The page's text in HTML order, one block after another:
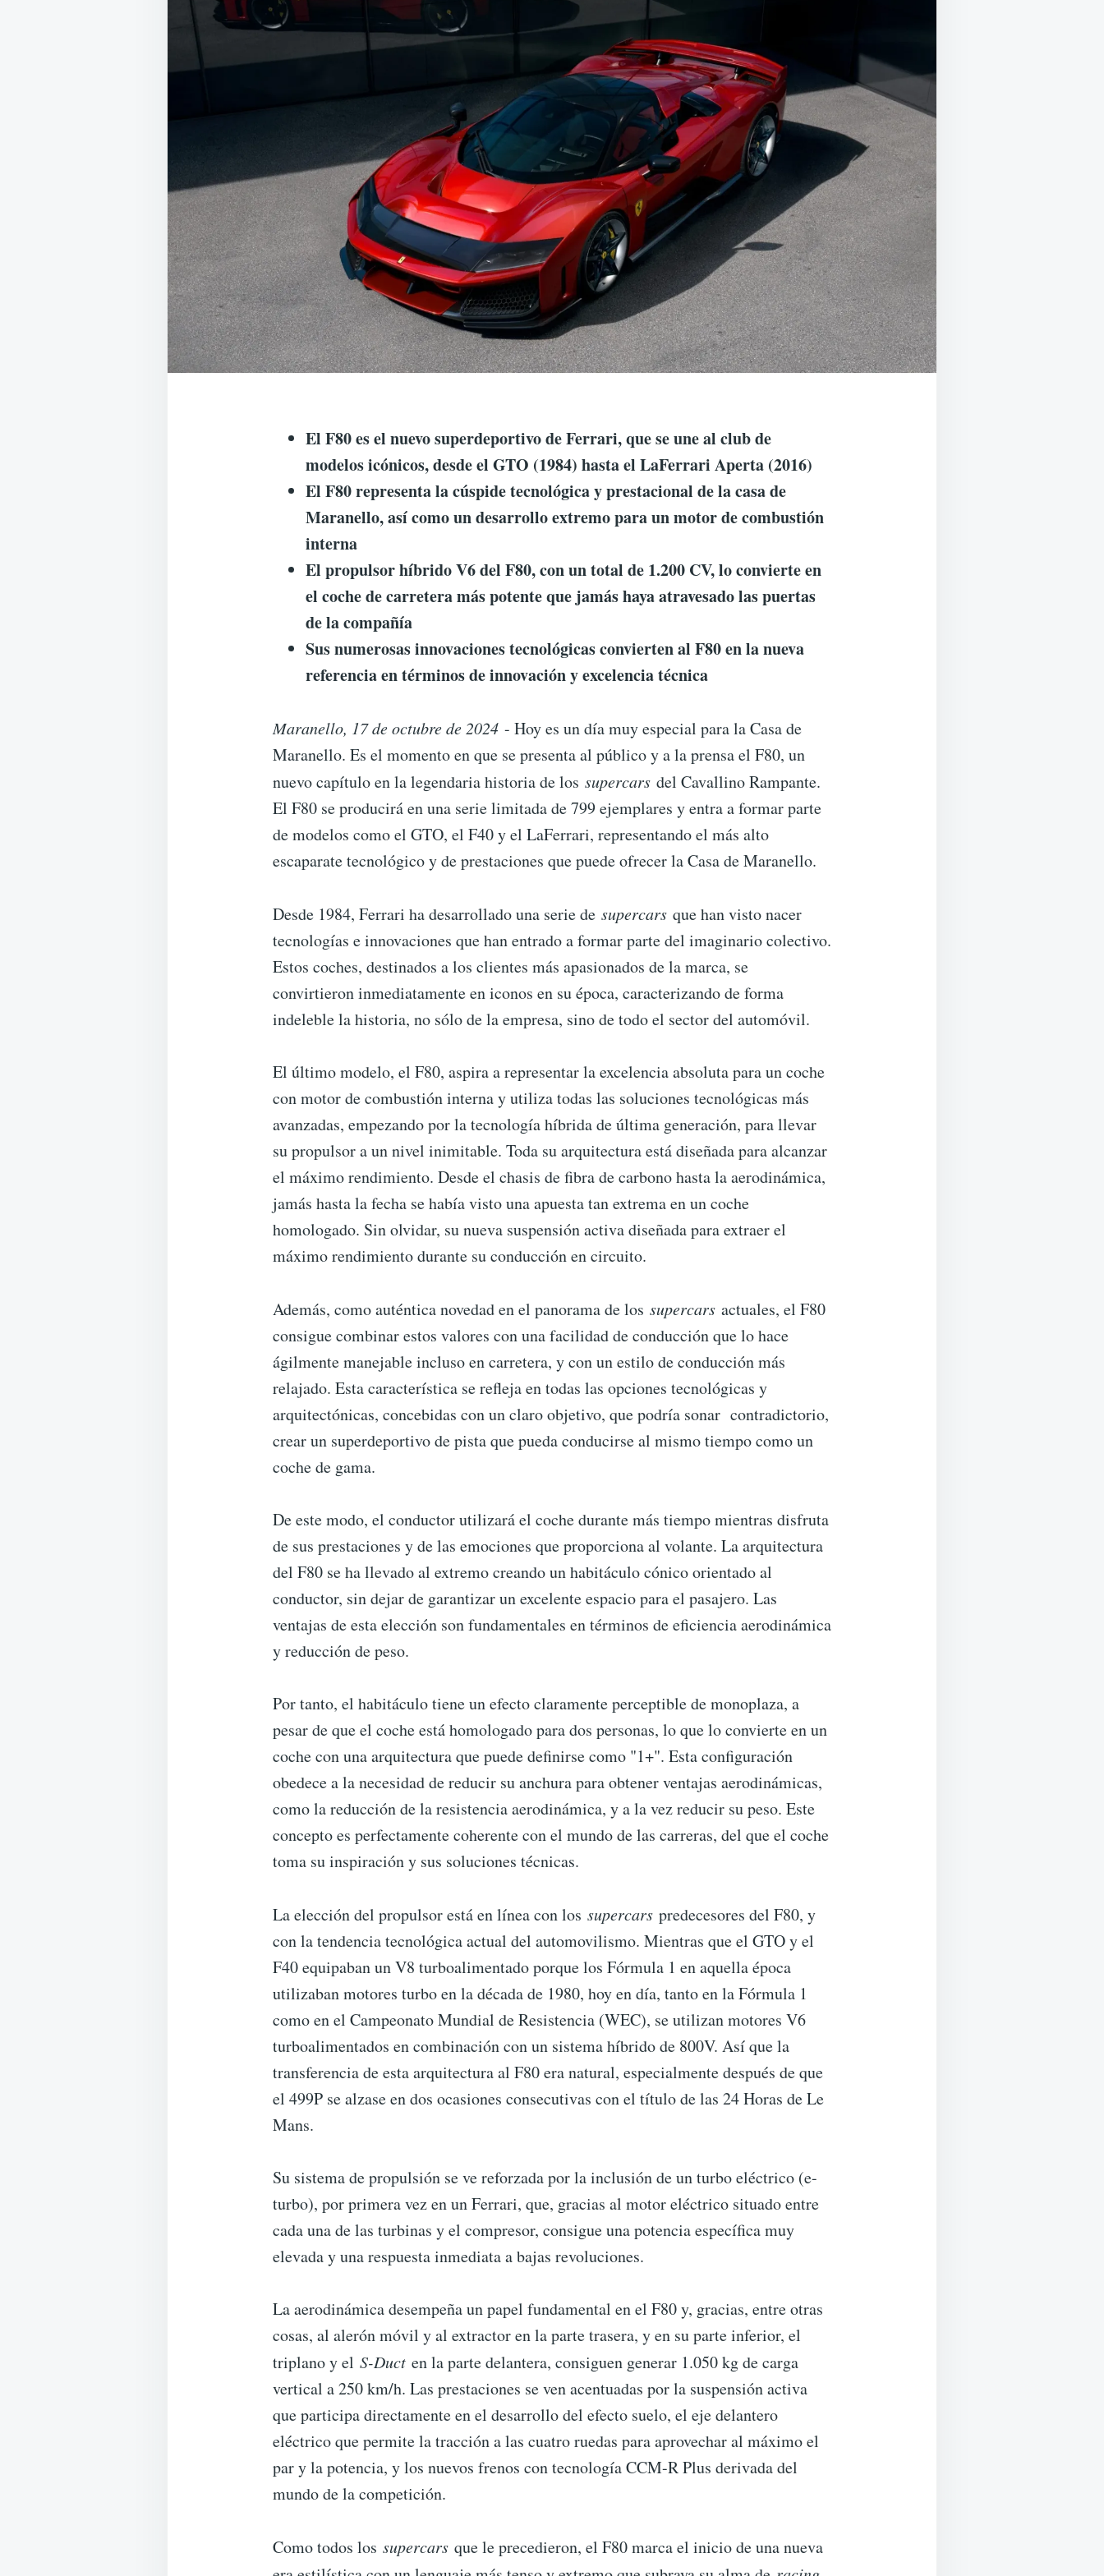
El F80 es el nuevo superdeportivo de Ferrari, que se une al club de
modelos icónicos, desde el GTO (1984) hasta el LaFerrari Aperta (2016)
El F80 representa la cúspide tecnológica y prestacional de la casa de
Maranello, así como un desarrollo extremo para un motor de combustión
interna
El propulsor híbrido V6 del F80, con un total de 1.200 CV, lo convierte en
el coche de carretera más potente que jamás haya atravesado las puertas
de la compañía
Sus numerosas innovaciones tecnológicas convierten al F80 en la nueva
referencia en términos de innovación y excelencia técnica
Maranello, 17 de octubre de 2024 - Hoy es un día muy especial para la Casa de
Maranello. Es el momento en que se presenta al público y a la prensa el F80, un
nuevo capítulo en la legendaria historia de los supercars del Cavallino Rampante.
El F80 se producirá en una serie limitada de 799 ejemplares y entra a formar parte
de modelos como el GTO, el F40 y el LaFerrari, representando el más alto
escaparate tecnológico y de prestaciones que puede ofrecer la Casa de Maranello.
Desde 1984, Ferrari ha desarrollado una serie de supercars que han visto nacer
tecnologías e innovaciones que han entrado a formar parte del imaginario colectivo.
Estos coches, destinados a los clientes más apasionados de la marca, se
convirtieron inmediatamente en iconos en su época, caracterizando de forma
indeleble la historia, no sólo de la empresa, sino de todo el sector del automóvil.
El último modelo, el F80, aspira a representar la excelencia absoluta para un coche
con motor de combustión interna y utiliza todas las soluciones tecnológicas más
avanzadas, empezando por la tecnología híbrida de última generación, para llevar
su propulsor a un nivel inimitable. Toda su arquitectura está diseñada para alcanzar
el máximo rendimiento. Desde el chasis de fibra de carbono hasta la aerodinámica,
jamás hasta la fecha se había visto una apuesta tan extrema en un coche
homologado. Sin olvidar, su nueva suspensión activa diseñada para extraer el
máximo rendimiento durante su conducción en circuito.
Además, como auténtica novedad en el panorama de los supercars actuales, el F80
consigue combinar estos valores con una facilidad de conducción que lo hace
ágilmente manejable incluso en carretera, y con un estilo de conducción más
relajado. Esta característica se refleja en todas las opciones tecnológicas y
arquitectónicas, concebidas con un claro objetivo, que podría sonar contradictorio,
crear un superdeportivo de pista que pueda conducirse al mismo tiempo como un
coche de gama.
De este modo, el conductor utilizará el coche durante más tiempo mientras disfruta
de sus prestaciones y de las emociones que proporciona al volante. La arquitectura
del F80 se ha llevado al extremo creando un habitáculo cónico orientado al
conductor, sin dejar de garantizar un excelente espacio para el pasajero. Las
ventajas de esta elección son fundamentales en términos de eficiencia aerodinámica
y reducción de peso.
Por tanto, el habitáculo tiene un efecto claramente perceptible de monoplaza, a
pesar de que el coche está homologado para dos personas, lo que lo convierte en un
coche con una arquitectura que puede definirse como "1+". Esta configuración
obedece a la necesidad de reducir su anchura para obtener ventajas aerodinámicas,
como la reducción de la resistencia aerodinámica, y a la vez reducir su peso. Este
concepto es perfectamente coherente con el mundo de las carreras, del que el coche
toma su inspiración y sus soluciones técnicas.
La elección del propulsor está en línea con los supercars predecesores del F80, y
con la tendencia tecnológica actual del automovilismo. Mientras que el GTO y el
F40 equipaban un V8 turboalimentado porque los Fórmula 1 en aquella época
utilizaban motores turbo en la década de 1980, hoy en día, tanto en la Fórmula 1
como en el Campeonato Mundial de Resistencia (WEC), se utilizan motores V6
turboalimentados en combinación con un sistema híbrido de 800V. Así que la
transferencia de esta arquitectura al F80 era natural, especialmente después de que
el 499P se alzase en dos ocasiones consecutivas con el título de las 24 Horas de Le
Mans.
Su sistema de propulsión se ve reforzada por la inclusión de un turbo eléctrico (e-
turbo), por primera vez en un Ferrari, que, gracias al motor eléctrico situado entre
cada una de las turbinas y el compresor, consigue una potencia específica muy
elevada y una respuesta inmediata a bajas revoluciones.
La aerodinámica desempeña un papel fundamental en el F80 y, gracias, entre otras
cosas, al alerón móvil y al extractor en la parte trasera, y en su parte inferior, el
triplano y el S-Duct en la parte delantera, consiguen generar 1.050 kg de carga
vertical a 250 km/h. Las prestaciones se ven acentuadas por la suspensión activa
que participa directamente en el desarrollo del efecto suelo, el eje delantero
eléctrico que permite la tracción a las cuatro ruedas para aprovechar al máximo el
par y la potencia, y los nuevos frenos con tecnología CCM-R Plus derivada del
mundo de la competición.
Como todos los supercars que le precedieron, el F80 marca el inicio de una nueva